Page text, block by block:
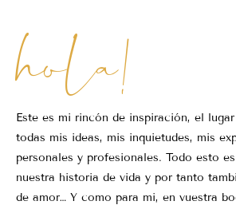
hola!
Este es mi rincón de inspiración, el
todas mis ideas, mis inquietudes, mis
personales y profesionales. Todo esto
nuestra historia de vida y por tanto
de amor… Y como para mi, en vuestra